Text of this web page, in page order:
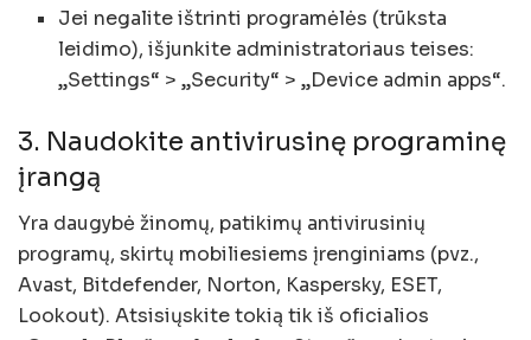
Jei negalite ištrinti programėlės (trūksta
leidimo), išjunkite administratoriaus teises:
„Settings“ > „Security“ > „Device admin apps“.
3. Naudokite antivirusinę programinę
įrangą
Yra daugybė žinomų, patikimų antivirusinių
programų, skirtų mobiliesiems įrenginiams (pvz.,
Avast, Bitdefender, Norton, Kaspersky, ESET,
Lookout). Atsisiųskite tokią tik iš oficialios